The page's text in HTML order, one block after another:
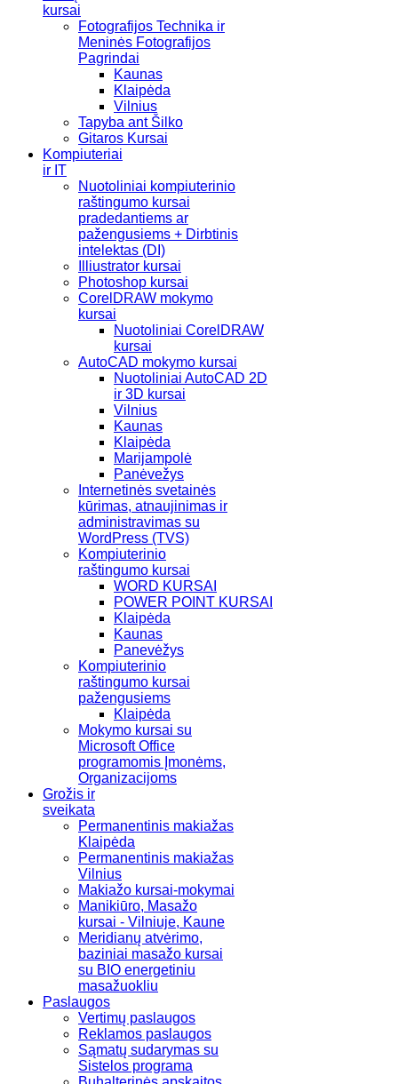
kursai
Fotografijos Technika ir
Meninės Fotografijos
Pagrindai
Kaunas
Klaipėda
Vilnius
Tapyba ant Šilko
Gitaros Kursai
Kompiuteriai
ir IT
Nuotoliniai kompiuterinio
raštingumo kursai
pradedantiems ar
pažengusiems + Dirbtinis
intelektas (DI)
Illiustrator kursai
Photoshop kursai
CorelDRAW mokymo
kursai
Nuotoliniai CorelDRAW
kursai
AutoCAD mokymo kursai
Nuotoliniai AutoCAD 2D
ir 3D kursai
Vilnius
Kaunas
Klaipėda
Marijampolė
Panėvežys
Internetinės svetainės
kūrimas, atnaujinimas ir
administravimas su
WordPress (TVS)
Kompiuterinio
raštingumo kursai
WORD KURSAI
POWER POINT KURSAI
Klaipėda
Kaunas
Panevėžys
Kompiuterinio
raštingumo kursai
pažengusiems
Klaipėda
Mokymo kursai su
Microsoft Office
programomis Įmonėms,
Organizacijoms
Grožis ir
sveikata
Permanentinis makiažas
Klaipėda
Permanentinis makiažas
Vilnius
Makiažo kursai-mokymai
Manikiūro, Masažo
kursai - Vilniuje, Kaune
Meridianų atvėrimo,
baziniai masažo kursai
su BIO energetiniu
masažuokliu
Paslaugos
Vertimų paslaugos
Reklamos paslaugos
Sąmatų sudarymas su
Sistelos programa